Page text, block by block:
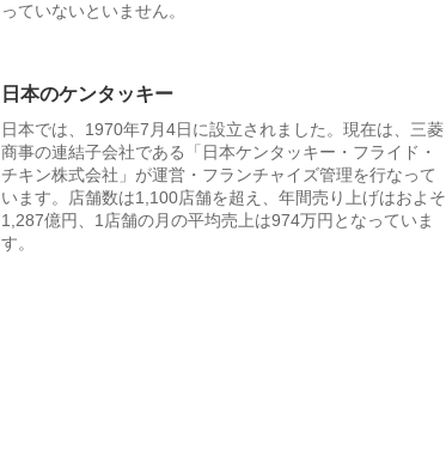
っていないといません。
日本のケンタッキー
日本では、1970年7月4日に設立されました。現在は、三菱
商事の連結子会社である「日本ケンタッキー・フライド・
チキン株式会社」が運営・フランチャイズ管理を行なって
います。店舗数は1,100店舗を超え、年間売り上げはおよそ
1,287億円、1店舗の月の平均売上は974万円となっていま
す。